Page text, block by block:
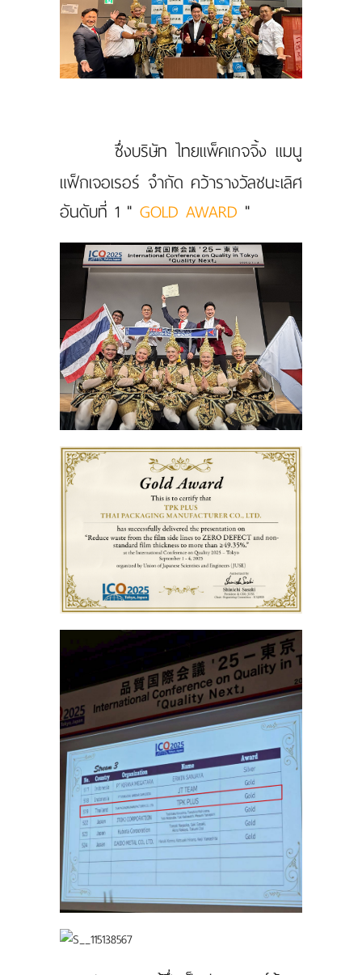
ซึ่งบริษัท ไทยแพ็คเกจจิ้ง แมนู
แฟ็กเจอเรอร์ จำกัด คว้ารางวัลชนะเลิศ
อันดับที่ 1 " GOLD AWARD "